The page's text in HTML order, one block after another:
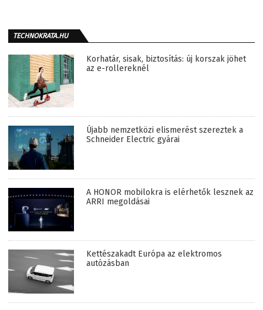
TECHNOKRATA.HU
Korhatár, sisak, biztosítás: új korszak jöhet
az e-rollereknél
Újabb nemzetközi elismerést szereztek a
Schneider Electric gyárai
A HONOR mobilokra is elérhetők lesznek az
ARRI megoldásai
Kettészakadt Európa az elektromos
autózásban